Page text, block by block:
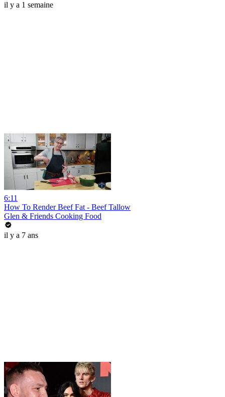
il y a 1 semaine
6:11
How To Render Beef Fat - Beef Tallow
Glen & Friends Cooking Food
il y a 7 ans